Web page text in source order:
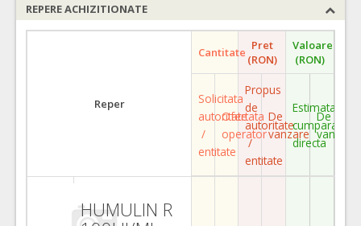
REPERE ACHIZITIONATE
Reper
Cantitate Pret
(RON)
Valoare
(RON)
Solicitata
autoritate
/
entitate
Ofertata
operator
Propus
de
autoritate
/
entitate
De
vanzare
Estimata
cumparare
directa
De
vanzare
HUMULIN R